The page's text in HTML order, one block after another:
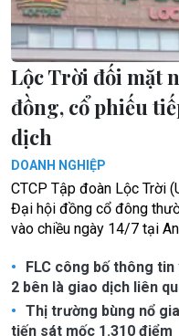
Lộc Trời đối mặt
đồng, cổ phiếu
dịch
DOANH NGHIỆP
CTCP Tập đoàn Lộc Trời
Đại hội đồng cổ đông
vào chiều ngày 14/7 tại An
FLC công bố thông
2 bên là giao dịch liên
Thị trường bùng nổ
tiến sát mốc 1.310 điểm